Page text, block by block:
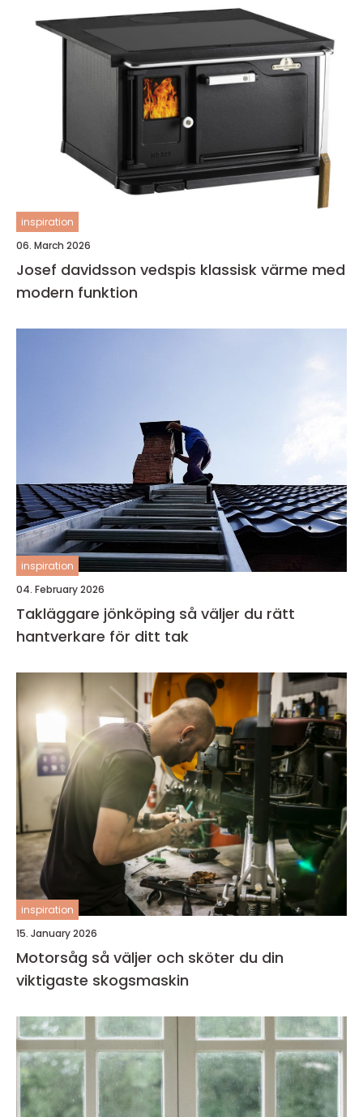
inspiration
06. March 2026
Josef davidsson vedspis klassisk värme med
modern funktion
inspiration
04. February 2026
Takläggare jönköping så väljer du rätt
hantverkare för ditt tak
inspiration
15. January 2026
Motorsåg så väljer och sköter du din
viktigaste skogsmaskin